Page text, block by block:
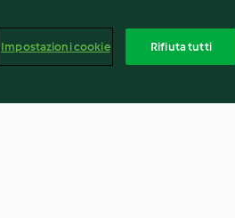
Impostazioni cookie Rifiuta tutti